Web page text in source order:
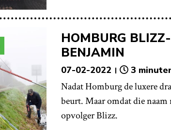
HOMBURG
BENJAMIN
07-02-2022 3
Nadat Homburg de luxere
beurt. Maar omdat die naam
opvolger Blizz.